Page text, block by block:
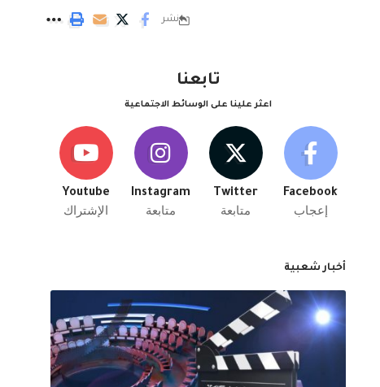
نشر
تابعنا
اعثر علينا على الوسائط الاجتماعية
Facebook
إعجاب
Twitter
متابعة
Instagram
متابعة
Youtube
الإشتراك
أخبار شعبية